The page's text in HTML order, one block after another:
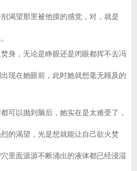
渴望那里被他摸的感觉，对，就是
，无论是睁眼还是闭眼都挥不去冯
现在她眼前，此时她就想毫无顾及的
以抛到脑后，她实在是太难受了，
的渴望，光是想就能让自己欲火焚
里面源源不断涌出的液体都已经浸湿